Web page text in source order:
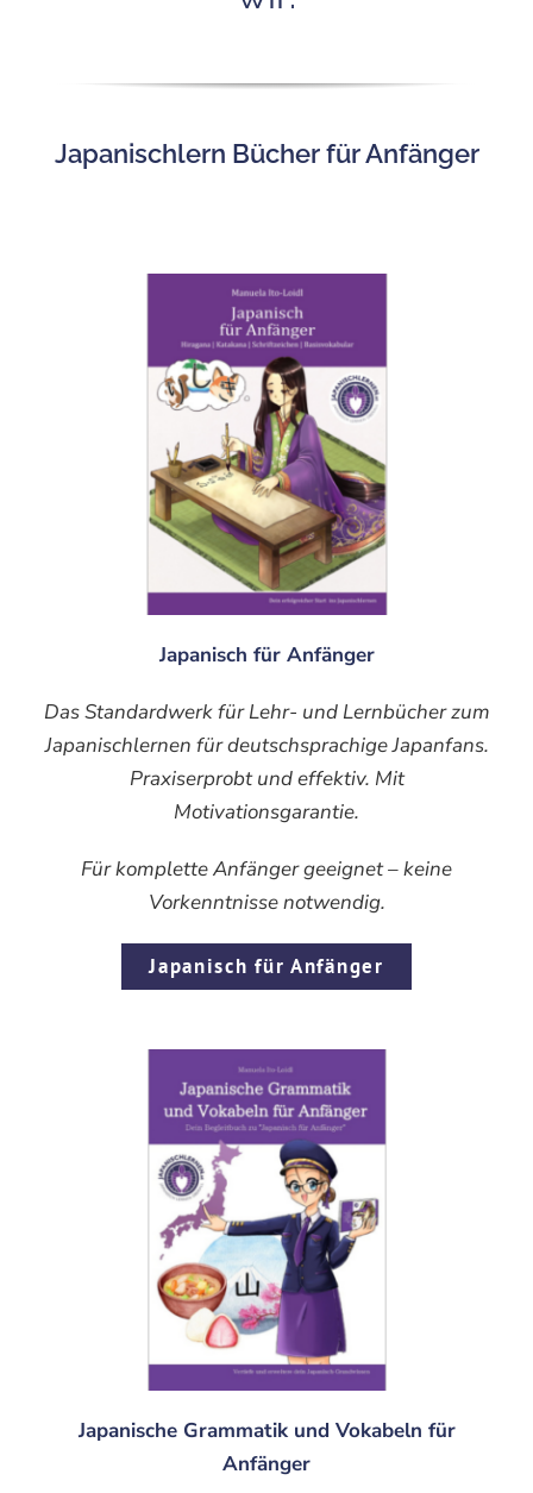
Japanischlern Bücher für Anfänger
Japanisch für Anfänger
Das Standardwerk für Lehr- und Lernbücher zum
Japanischlernen für deutschsprachige Japanfans.
Praxiserprobt und effektiv. Mit
Motivationsgarantie.
Für komplette Anfänger geeignet – keine
Vorkenntnisse notwendig.
Japanisch für Anfänger
Japanische Grammatik und Vokabeln für
Anfänger